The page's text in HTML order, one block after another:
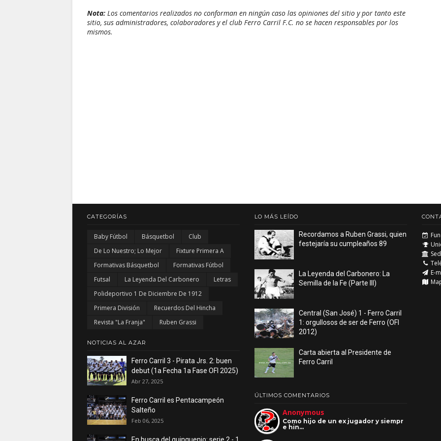
Nota: Los comentarios realizados no conforman en ningún caso las opiniones del sitio y por tanto este
sitio, sus administradores, colaboradores y el club Ferro Carril F.C. no se hacen responsables por los
mismos.
CATEGORÍAS
Baby Fútbol Básquetbol
Club
De Lo Nuestro; Lo Mejor
Fixture Primera A
Formativas Básquetbol
Formativas Fútbol
Futsal
La Leyenda Del Carbonero
Letras
Polideportivo 1 De Diciembre De 1912
Primera División
Recuerdos Del Hincha
Revista "La Franja"
Ruben Grassi
NOTICIAS AL AZAR
Ferro Carril 3 - Pirata Jrs. 2: buen
debut (1a Fecha 1a Fase OFI 2025)
Abr 27, 2025
Ferro Carril es Pentacampeón
Salteño
Feb 06, 2025
LO MÁS LEÍDO
Recordamos a Ruben Grassi, quien
festejaría su cumpleaños 89
La Leyenda del Carbonero: La
Semilla de la Fe (Parte III)
Central (San José) 1 - Ferro Carril
1: orgullosos de ser de Ferro (OFI
2012)
Carta abierta al Presidente de
Ferro Carril
ÚLTIMOS COMENTARIOS
Anonymous
Como hijo de un ex jugador y siempr
e hin…
E-